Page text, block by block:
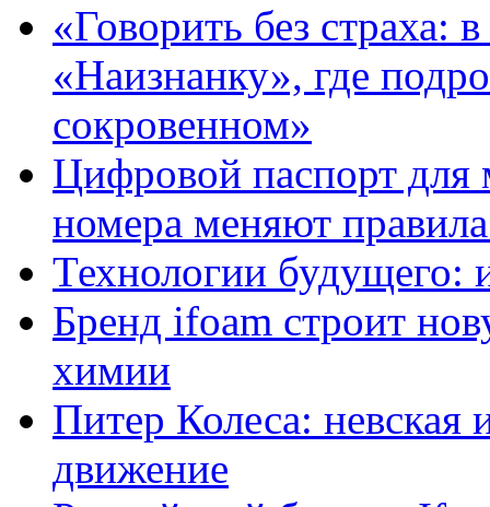
«Говорить без страха:
«Наизнанку», где
сокровенном»
Цифровой паспорт для
номера меняют
Технологии будущего:
Бренд ifoam строит
химии
Питер Колеса: невская
движение